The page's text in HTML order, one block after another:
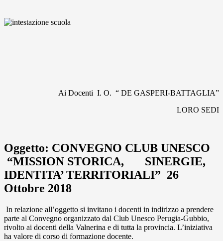
Ai Docenti I. O. “ DE GASPERI-BATTAGLIA”
LORO SEDI
Oggetto: CONVEGNO CLUB UNESCO
“MISSION STORICA, SINERGIE,
IDENTITA’ TERRITORIALI” 26
Ottobre 2018
In relazione all’oggetto si invitano i docenti in indirizzo a prendere
parte al Convegno organizzato dal Club Unesco Perugia-Gubbio,
rivolto ai docenti della Valnerina e di tutta la provincia. L’iniziativa
ha valore di corso di formazione docente.